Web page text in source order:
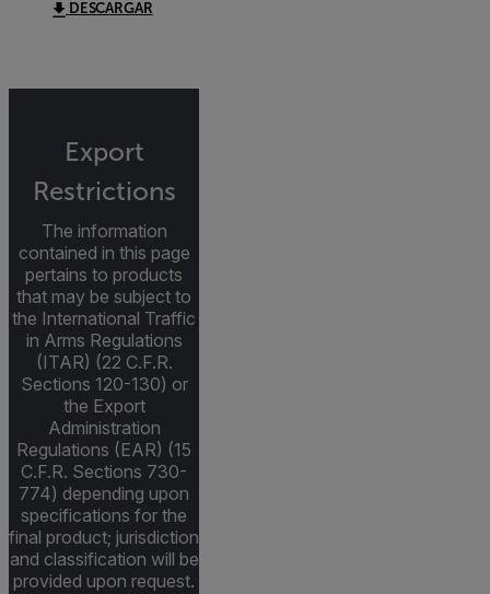
DESCARGAR
Export
Restrictions
The information
contained in this page
pertains to products
that may be subject to
the International Traffic
in Arms Regulations
(ITAR) (22 C.F.R.
Sections 120-130) or
the Export
Administration
Regulations (EAR) (15
C.F.R. Sections 730-
774) depending upon
specifications for the
final product; jurisdiction
and classification will be
provided upon request.